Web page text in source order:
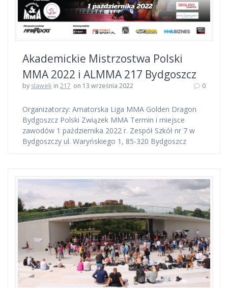
Akademickie Mistrzostwa Polski
MMA 2022 i ALMMA 217 Bydgoszcz
by slawek in217 on 13 września 2022 0
Organizatorzy: Amatorska Liga MMA Golden Dragon
Bydgoszcz Polski Związek MMA Termin i miejsce
zawodów 1 października 2022 r. Zespół Szkół nr 7 w
Bydgoszczy ul. Waryńskiego 1, 85-320 Bydgoszcz